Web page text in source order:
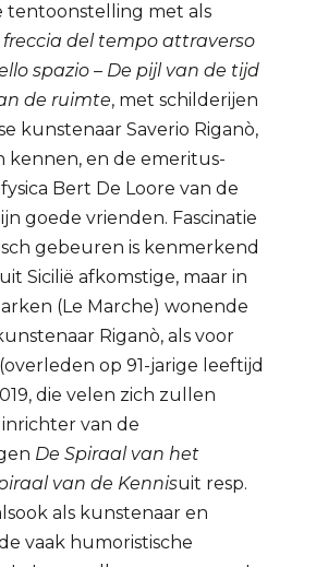
tentoonstelling met als
freccia del tempo attraverso
spazio – De pijl van de tijd
de ruimte, met schilderijen
kunstenaar Saverio Riganò,
kennen, en de emeritus-
Bert De Loore van de
goede vrienden. Fascinatie
gebeuren is kenmerkend
Sicilië afkomstige, maar in
(Le Marche) wonende
Riganò, als voor
op 91-jarige leeftijd
die velen zich zullen
van de
De Spiraal van het
van de Kennisuit resp.
als kunstenaar en
vaak humoristische